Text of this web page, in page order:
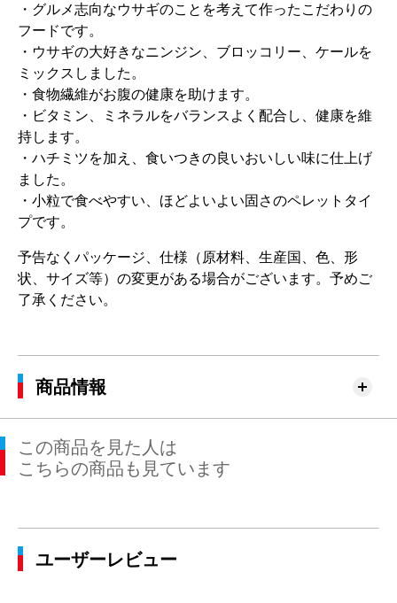
・グルメ志向なウサギのことを考えて作ったこだわりの
フードです。
・ウサギの大好きなニンジン、ブロッコリー、ケールを
ミックスしました。
・食物繊維がお腹の健康を助けます。
・ビタミン、ミネラルをバランスよく配合し、健康を維
持します。
・ハチミツを加え、食いつきの良いおいしい味に仕上げ
ました。
・小粒で食べやすい、ほどよいよい固さのペレットタイ
プです。
予告なくパッケージ、仕様（原材料、生産国、色、形
状、サイズ等）の変更がある場合がございます。予めご
了承ください。
商品情報
この商品を見た人は
こちらの商品も見ています
ユーザーレビュー